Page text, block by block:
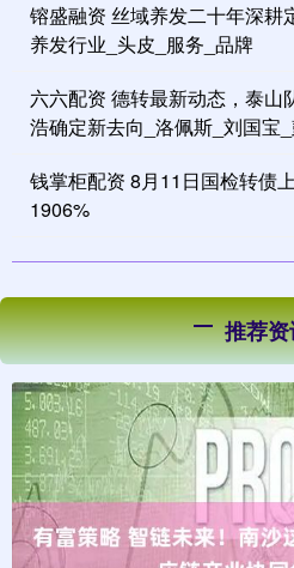
镕盛融资 丝域养发二十年深耕
养发行业_头皮_服务_品牌
六六配资 德转最新动态，泰
浩确定新去向_洛佩斯_刘国宝
钱掌柜配资 8月11日国检转债
1906%
推荐